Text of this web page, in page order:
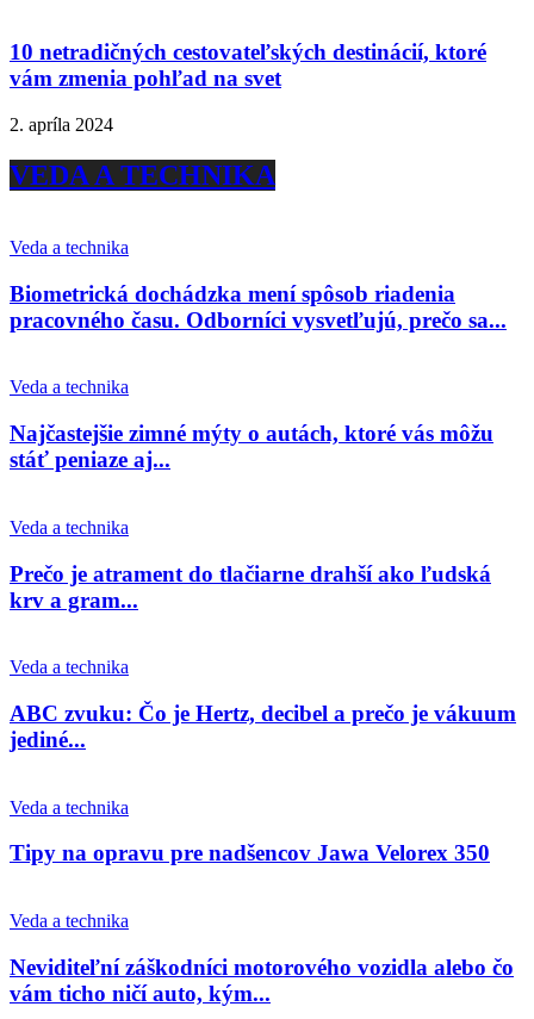
10 netradičných cestovateľských destinácií, ktoré
vám zmenia pohľad na svet
2. apríla 2024
VEDA A TECHNIKA
Veda a technika
Biometrická dochádzka mení spôsob riadenia
pracovného času. Odborníci vysvetľujú, prečo sa...
Veda a technika
Najčastejšie zimné mýty o autách, ktoré vás môžu
stáť peniaze aj...
Veda a technika
Prečo je atrament do tlačiarne drahší ako ľudská
krv a gram...
Veda a technika
ABC zvuku: Čo je Hertz, decibel a prečo je vákuum
jediné...
Veda a technika
Tipy na opravu pre nadšencov Jawa Velorex 350
Veda a technika
Neviditeľní záškodníci motorového vozidla alebo čo
vám ticho ničí auto, kým...